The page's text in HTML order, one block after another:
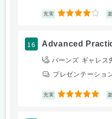
充実 4
16 Advanced
バーンズ ギャレス
プレゼンテーショ
充実 5